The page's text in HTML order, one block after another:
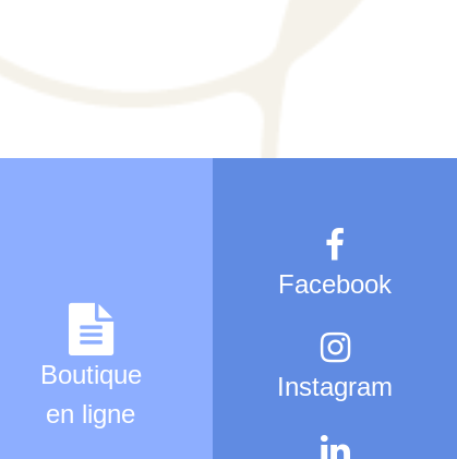
Boutique
en ligne
Facebook
Instagram